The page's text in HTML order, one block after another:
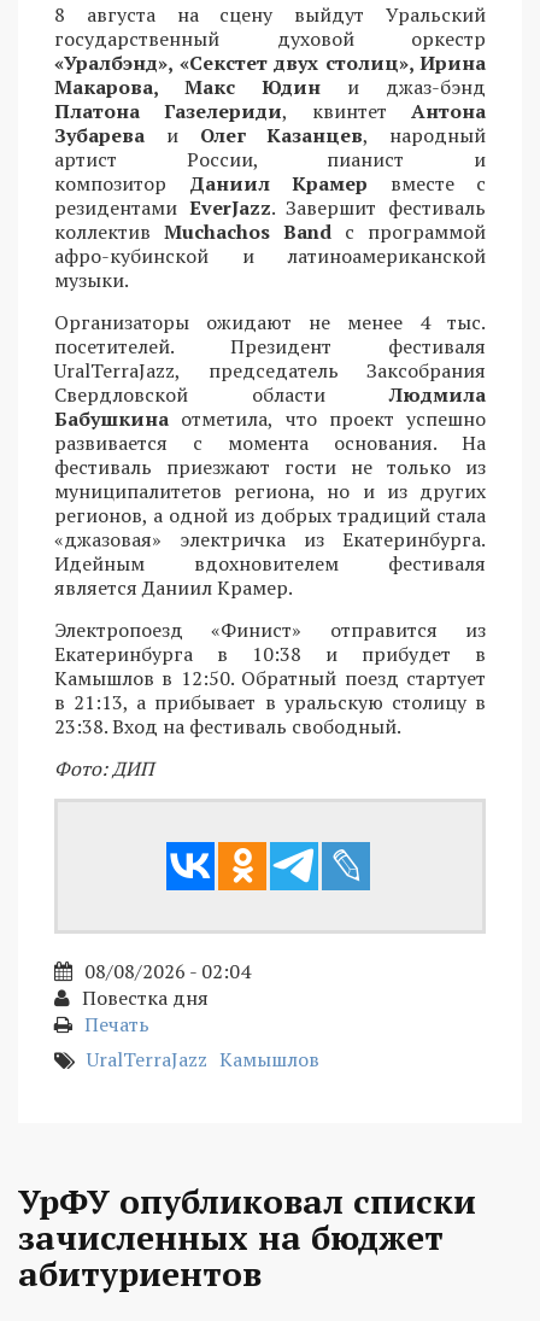
8 августа на сцену выйдут Уральский
государственный духовой оркестр
«Уралбэнд», «Секстет двух столиц», Ирина
Макарова, Макс Юдин и джаз-бэнд
Платона Газелериди, квинтетАнтона
Зубарева и Олег Казанцев, народный
артист России, пианист и
композитор Даниил Крамер вместе с
резидентами EverJazz. Завершит фестиваль
коллектив Muchachos Band с программой
афро-кубинской и латиноамериканской
музыки.
Организаторы ожидают не менее 4 тыс.
посетителей. Президент фестиваля
UralTerraJazz, председатель Заксобрания
Свердловской областиЛюдмила
Бабушкина отметила, что проект успешно
развивается с момента основания. На
фестиваль приезжают гости не только из
муниципалитетов региона, но и из других
регионов, а одной из добрых традиций стала
«джазовая» электричка из Екатеринбурга.
Идейным вдохновителем фестиваля
является Даниил Крамер.
Электропоезд «Финист» отправится из
Екатеринбурга в 10:38 и прибудет в
Камышлов в 12:50. Обратный поезд стартует
в 21:13, а прибывает в уральскую столицу в
23:38. Вход на фестиваль свободный.
Фото: ДИП
08/08/2026 - 02:04
Повестка дня
Печать
UralTerraJazz Камышлов
УрФУ опубликовал списки
зачисленных на бюджет
абитуриентов